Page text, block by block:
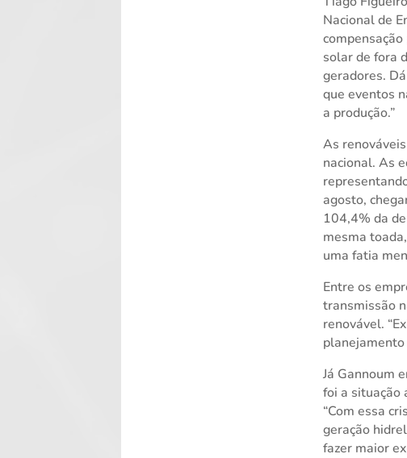
Nacional de
solar de fora
geradores.
que eventos
a produção.”
As
nacional. As
agosto,
104,4% da
mesma
uma fatia
Entre os
transmissão
renovável.
planejamento
Já Gannoum
foi a situação
“Com essa
geração
fazer maior